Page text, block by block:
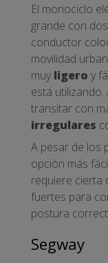
El monociclo
grande con
conductor
movilidad
muy ligero y
está
transitar con
irregulares
A pesar de los
opción más
requiere cierta
fuertes para
postura
Segway